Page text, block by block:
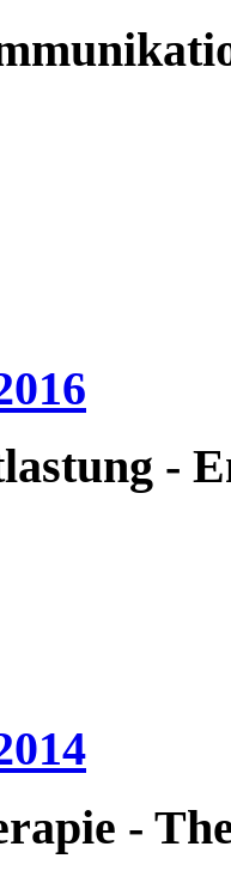
-
-